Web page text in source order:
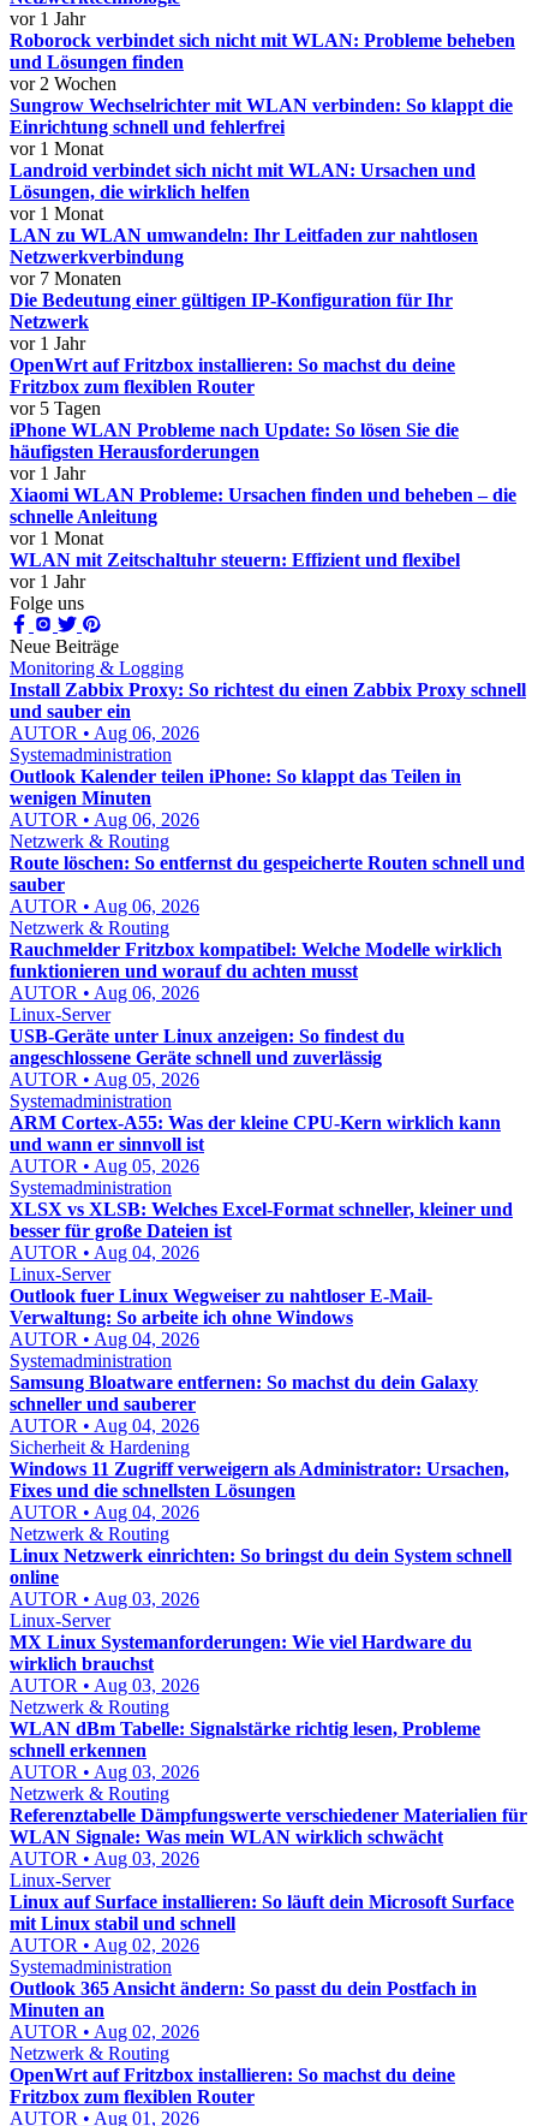
vor 1 Jahr
Roborock verbindet sich nicht mit WLAN: Probleme beheben
und Lösungen finden
vor 2 Wochen
Sungrow Wechselrichter mit WLAN verbinden: So klappt die
Einrichtung schnell und fehlerfrei
vor 1 Monat
Landroid verbindet sich nicht mit WLAN: Ursachen und
Lösungen, die wirklich helfen
vor 1 Monat
LAN zu WLAN umwandeln: Ihr Leitfaden zur nahtlosen
Netzwerkverbindung
vor 7 Monaten
Die Bedeutung einer gültigen IP-Konfiguration für Ihr
Netzwerk
vor 1 Jahr
OpenWrt auf Fritzbox installieren: So machst du deine
Fritzbox zum flexiblen Router
vor 5 Tagen
iPhone WLAN Probleme nach Update: So lösen Sie die
häufigsten Herausforderungen
vor 1 Jahr
Xiaomi WLAN Probleme: Ursachen finden und beheben – die
schnelle Anleitung
vor 1 Monat
WLAN mit Zeitschaltuhr steuern: Effizient und flexibel
vor 1 Jahr
Folge uns
Neue Beiträge
Monitoring & Logging
Install Zabbix Proxy: So richtest du einen Zabbix Proxy schnell
und sauber ein
AUTOR • Aug 06, 2026
Systemadministration
Outlook Kalender teilen iPhone: So klappt das Teilen in
wenigen Minuten
AUTOR • Aug 06, 2026
Netzwerk & Routing
Route löschen: So entfernst du gespeicherte Routen schnell und
sauber
AUTOR • Aug 06, 2026
Netzwerk & Routing
Rauchmelder Fritzbox kompatibel: Welche Modelle wirklich
funktionieren und worauf du achten musst
AUTOR • Aug 06, 2026
Linux-Server
USB-Geräte unter Linux anzeigen: So findest du
angeschlossene Geräte schnell und zuverlässig
AUTOR • Aug 05, 2026
Systemadministration
ARM Cortex-A55: Was der kleine CPU-Kern wirklich kann
und wann er sinnvoll ist
AUTOR • Aug 05, 2026
Systemadministration
XLSX vs XLSB: Welches Excel-Format schneller, kleiner und
besser für große Dateien ist
AUTOR • Aug 04, 2026
Linux-Server
Outlook fuer Linux Wegweiser zu nahtloser E-Mail-
Verwaltung: So arbeite ich ohne Windows
AUTOR • Aug 04, 2026
Systemadministration
Samsung Bloatware entfernen: So machst du dein Galaxy
schneller und sauberer
AUTOR • Aug 04, 2026
Sicherheit & Hardening
Windows 11 Zugriff verweigern als Administrator: Ursachen,
Fixes und die schnellsten Lösungen
AUTOR • Aug 04, 2026
Netzwerk & Routing
Linux Netzwerk einrichten: So bringst du dein System schnell
online
AUTOR • Aug 03, 2026
Linux-Server
MX Linux Systemanforderungen: Wie viel Hardware du
wirklich brauchst
AUTOR • Aug 03, 2026
Netzwerk & Routing
WLAN dBm Tabelle: Signalstärke richtig lesen, Probleme
schnell erkennen
AUTOR • Aug 03, 2026
Netzwerk & Routing
Referenztabelle Dämpfungswerte verschiedener Materialien für
WLAN Signale: Was mein WLAN wirklich schwächt
AUTOR • Aug 03, 2026
Linux-Server
Linux auf Surface installieren: So läuft dein Microsoft Surface
mit Linux stabil und schnell
AUTOR • Aug 02, 2026
Systemadministration
Outlook 365 Ansicht ändern: So passt du dein Postfach in
Minuten an
AUTOR • Aug 02, 2026
Netzwerk & Routing
OpenWrt auf Fritzbox installieren: So machst du deine
Fritzbox zum flexiblen Router
AUTOR • Aug 01, 2026